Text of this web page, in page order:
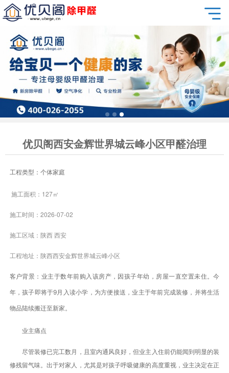
优贝阁西安金辉世界城云峰小区甲醛治理
工程类型：个体家庭
施工面积：127㎡
施工时间：2026-07-02
施工区域：陕西 西安
工程地址：陕西西安金辉世界城云峰小区
客户背景： 业主于数年前购入该房产，因孩子年幼，房屋一直空置未住。今
年，孩子即将于9月入读小学，为方便接送，业主于年前完成装修，并将生活
物品陆续搬迁至新家。
业主痛点
尽管装修已完工数月，且室内通风良好，但业主入住前仍能闻到明显的装
修残留气味。出于对家人，尤其是对孩子呼吸健康的高度重视，业主决定在正